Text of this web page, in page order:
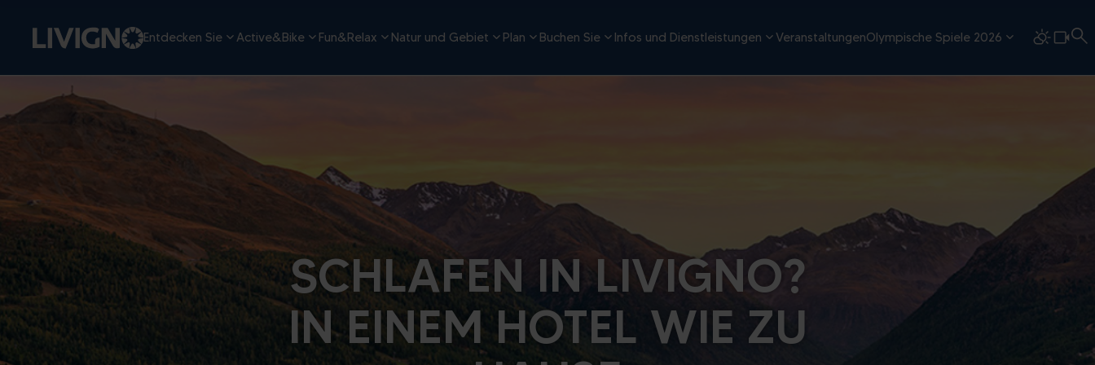
Entdecken Sie Active&Bike Fun&Relax Natur und Gebiet Plan Buchen Sie Infos und Dienstleistungen VeranstaltungenOlympische Spiele 2026
SCHLAFEN IN LIVIGNO?
IN EINEM HOTEL WIE ZU